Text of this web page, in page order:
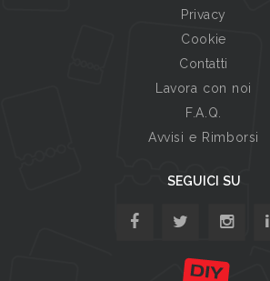
Privacy
Cookie
Contatti
Lavora con noi
F.A.Q.
Avvisi e Rimborsi
SEGUICI SU